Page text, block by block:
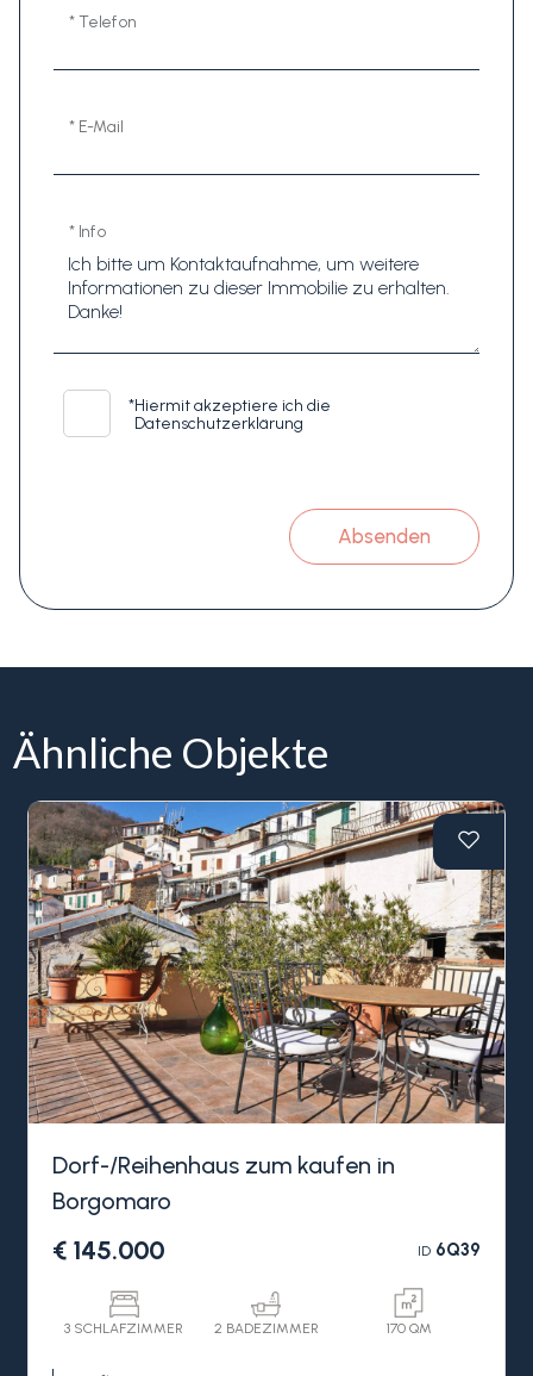
* Telefon
* E-Mail
* Info
*Hiermit akzeptiere ich die
Datenschutzerklärung
Absenden
Ähnliche Objekte
Dorf-/Reihenhaus zum kaufen in
Borgomaro
€ 145.000 ID6Q39
3 SCHLAFZIMMER 2 BADEZIMMER 170 QM